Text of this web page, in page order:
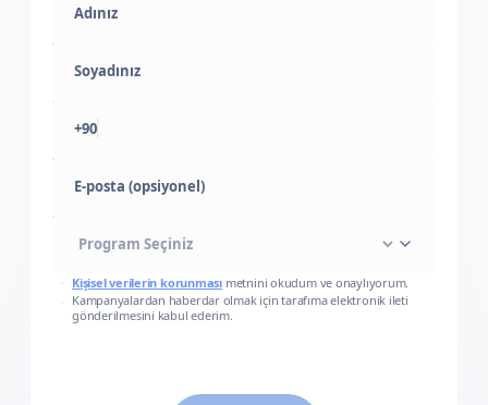
+90
E-posta (opsiyonel)
Kişisel verilerin korunması metnini okudum ve onaylıyorum.
Kampanyalardan haberdar olmak için tarafıma elektronik ileti
gönderilmesini kabul ederim.